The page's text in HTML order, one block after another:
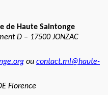
de Haute Saintonge
D – 17500 JONZAC
ou contact.ml@haute-
Florence